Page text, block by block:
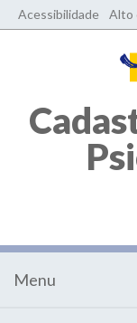
Acessibilidade Alto
dados
de
Menu